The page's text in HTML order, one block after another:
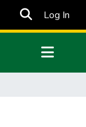
Log In